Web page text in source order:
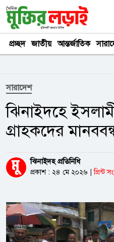
প্রচ্ছদ জাতীয় আন্তর্জাতিক
সারাদেশ
ঝিনাইদহে
গ্রাহকদের
ঝিনাইদহ প্রতিনিধি
প্রকাশ : ২৪ মে ২০২৬ প্রিন্ট